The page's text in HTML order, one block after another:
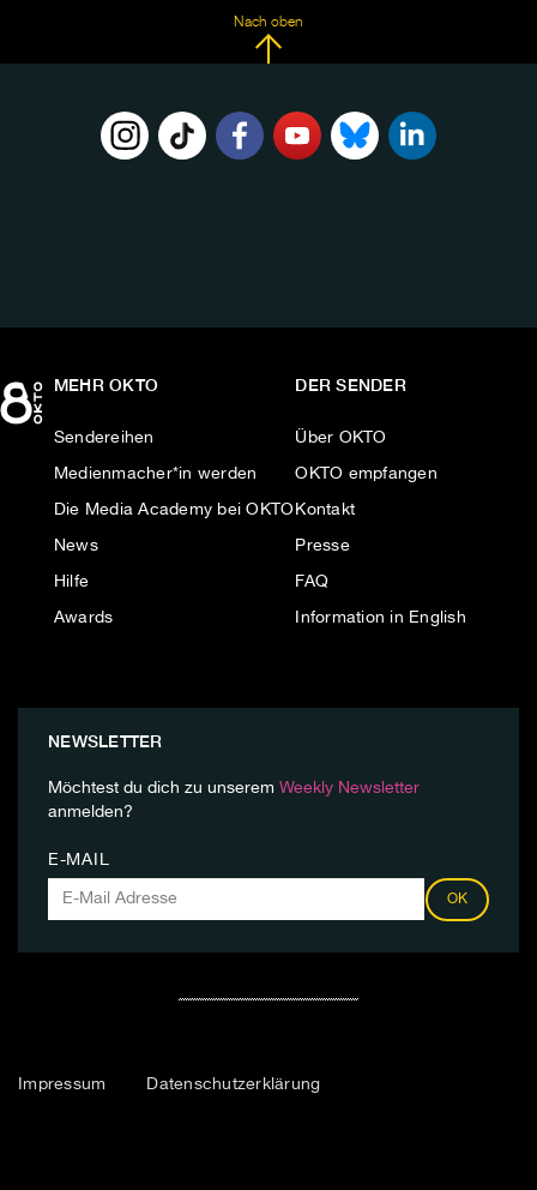
Nach oben
MEHR OKTO
Sendereihen
Medienmacher*in werden
Die Media Academy bei OKTO
News
Hilfe
Awards
DER SENDER
Über OKTO
OKTO empfangen
Kontakt
Presse
FAQ
Information in English
NEWSLETTER
Möchtest du dich zu unserem Weekly Newsletter
anmelden?
E-MAIL
OK
Impressum Datenschutzerklärung